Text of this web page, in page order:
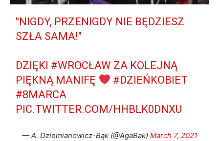
"NIGDY, PRZENIGDY NIE BĘDZIESZ
SZŁA SAMA!"
DZIĘKI #WROCŁAW ZA KOLEJNĄ
PIĘKNĄ MANIFĘ
#DZIEŃKOBIET
#8MARCA
PIC.TWITTER.COM/HHBLK0DNXU
— A. Dziemianowicz-Bąk (@AgaBak) March 7, 2021